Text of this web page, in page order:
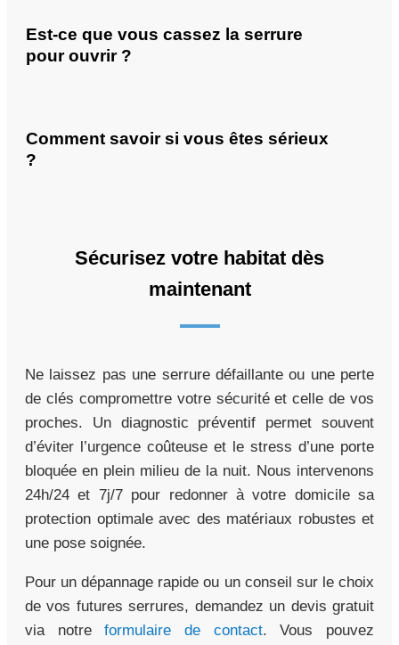
Est-ce que vous cassez la serrure
pour ouvrir ?
Comment savoir si vous êtes sérieux
?
Sécurisez votre habitat dès
maintenant
Ne laissez pas une serrure défaillante ou une perte
de clés compromettre votre sécurité et celle de vos
proches. Un diagnostic préventif permet souvent
d’éviter l’urgence coûteuse et le stress d’une porte
bloquée en plein milieu de la nuit. Nous intervenons
24h/24 et 7j/7 pour redonner à votre domicile sa
protection optimale avec des matériaux robustes et
une pose soignée.
Pour un dépannage rapide ou un conseil sur le choix
de vos futures serrures, demandez un devis gratuit
via notreformulaire de contact. Vous pouvez